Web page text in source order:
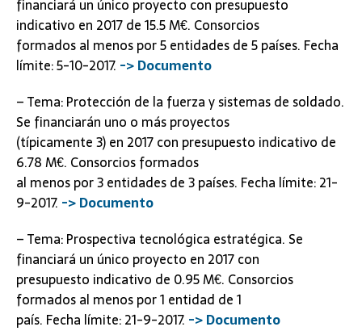
financiará un único proyecto con presupuesto
indicativo en 2017 de 15.5 M€. Consorcios
formados al menos por 5 entidades de 5 países. Fecha
límite: 5-10-2017. -> Documento
– Tema: Protección de la fuerza y sistemas de soldado.
Se financiarán uno o más proyectos
(típicamente 3) en 2017 con presupuesto indicativo de
6.78 M€. Consorcios formados
al menos por 3 entidades de 3 países. Fecha límite: 21-
9-2017. -> Documento
– Tema: Prospectiva tecnológica estratégica. Se
financiará un único proyecto en 2017 con
presupuesto indicativo de 0.95 M€. Consorcios
formados al menos por 1 entidad de 1
país. Fecha límite: 21-9-2017. -> Documento